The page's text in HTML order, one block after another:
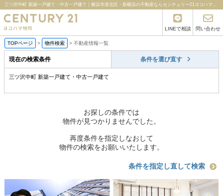
三ツ沢中町 新築一戸建て・中古一戸建て｜横浜市港北区・新横浜の不動産ならセンチュリー21ヨコハマ地所
LINEで相談 問い合わせ
TOPページ > 物件検索 > 不動産情報一覧
現在の検索条件 条件を選び直す
三ツ沢中町 新築一戸建て・中古一戸建て
お探しの条件では
物件が見つかりませんでした。
再度条件を指定しなおして
物件の検索をお願いいたします。
条件を指定し直して検索